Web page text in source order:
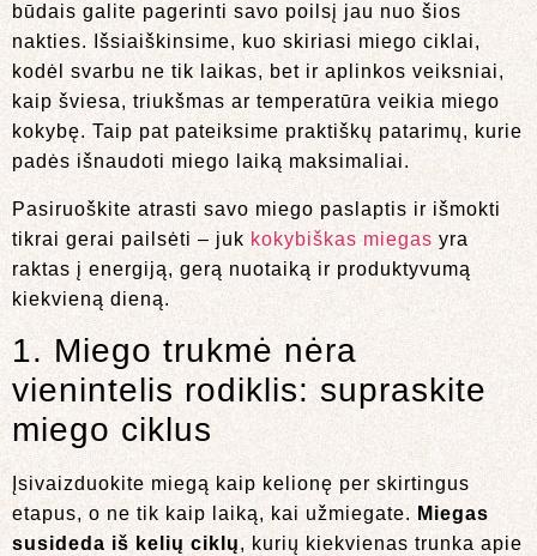
būdais galite pagerinti savo poilsį jau nuo šios
nakties. Išsiaiškinsime, kuo skiriasi miego ciklai,
kodėl svarbu ne tik laikas, bet ir aplinkos veiksniai,
kaip šviesa, triukšmas ar temperatūra veikia miego
kokybę. Taip pat pateiksime praktiškų patarimų, kurie
padės išnaudoti miego laiką maksimaliai.
Pasiruoškite atrasti savo miego paslaptis ir išmokti
tikrai gerai pailsėti – juk kokybiškas miegas yra
raktas į energiją, gerą nuotaiką ir produktyvumą
kiekvieną dieną.
1. Miego trukmė nėra
vienintelis rodiklis: supraskite
miego ciklus
Įsivaizduokite miegą kaip kelionę per skirtingus
etapus, o ne tik kaip laiką, kai užmiegate. Miegas
susideda iš kelių ciklų, kurių kiekvienas trunka apie